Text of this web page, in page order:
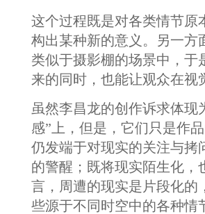
这个过程既是对各类情节原
构出某种新的意义。另一方
类似于摄影棚的场景中，于
来的同时，也能让观众在视
虽然李昌龙的创作诉求体现
感”上，但是，它们只是作
仍发端于对现实的关注与
的警醒；既将现实陌生化，
言，周遭的现实是片段化的
些源于不同时空中的各种情